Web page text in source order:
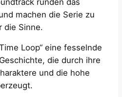
machen die Serie zu
die Sinne.
Loop“ eine fesselnde
die durch ihre
und die hohe